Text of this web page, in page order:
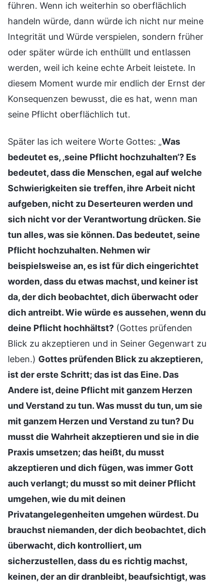
führen. Wenn ich weiterhin so oberflächlich
handeln würde, dann würde ich nicht nur meine
Integrität und Würde verspielen, sondern früher
oder später würde ich enthüllt und entlassen
werden, weil ich keine echte Arbeit leistete. In
diesem Moment wurde mir endlich der Ernst der
Konsequenzen bewusst, die es hat, wenn man
seine Pflicht oberflächlich tut.
Später las ich weitere Worte Gottes: „Was
bedeutet es, ‚seine Pflicht hochzuhalten‘? Es
bedeutet, dass die Menschen, egal auf welche
Schwierigkeiten sie treffen, ihre Arbeit nicht
aufgeben, nicht zu Deserteuren werden und
sich nicht vor der Verantwortung drücken. Sie
tun alles, was sie können. Das bedeutet, seine
Pflicht hochzuhalten. Nehmen wir
beispielsweise an, es ist für dich eingerichtet
worden, dass du etwas machst, und keiner ist
da, der dich beobachtet, dich überwacht oder
dich antreibt. Wie würde es aussehen, wenn du
deine Pflicht hochhältst? (Gottes prüfenden
Blick zu akzeptieren und in Seiner Gegenwart zu
leben.) Gottes prüfenden Blick zu akzeptieren,
ist der erste Schritt; das ist das Eine. Das
Andere ist, deine Pflicht mit ganzem Herzen
und Verstand zu tun. Was musst du tun, um sie
mit ganzem Herzen und Verstand zu tun? Du
musst die Wahrheit akzeptieren und sie in die
Praxis umsetzen; das heißt, du musst
akzeptieren und dich fügen, was immer Gott
auch verlangt; du musst so mit deiner Pflicht
umgehen, wie du mit deinen
Privatangelegenheiten umgehen würdest. Du
brauchst niemanden, der dich beobachtet, dich
überwacht, dich kontrolliert, um
sicherzustellen, dass du es richtig machst,
keinen, der an dir dranbleibt, beaufsichtigt, was